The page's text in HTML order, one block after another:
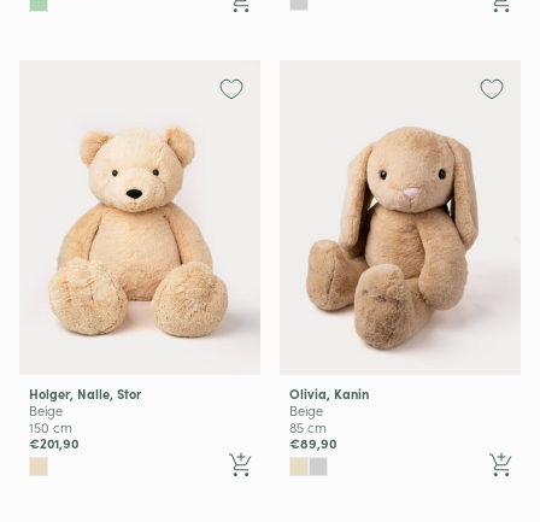
Holger, Nalle, Stor
Beige
150 cm
€201,90
Olivia, Kanin
Beige
85 cm
€89,90